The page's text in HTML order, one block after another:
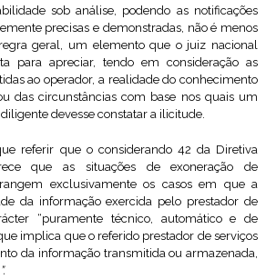
sob análise, podendo as notificações
precisas e demonstradas, não é menos
geral, um elemento que o juiz nacional
para apreciar, tendo em consideração as
ao operador, a realidade do conhecimento
das circunstâncias com base nos quais um
devesse constatar a ilicitude.
referir que o considerando 42 da Diretiva
que as situações de exoneração de
exclusivamente os casos em que a
da informação exercida pelo prestador de
“puramente técnico, automático e de
implica que o referido prestador de serviços
da informação transmitida ou armazenada,
”.